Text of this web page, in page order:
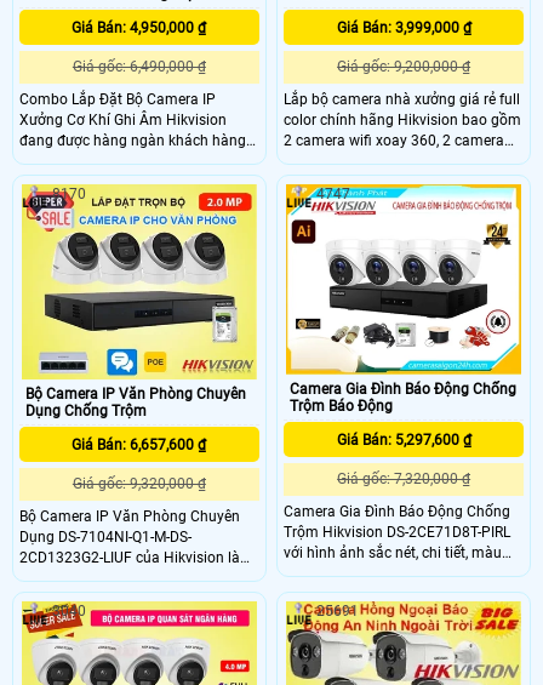
Giá Bán: 4,950,000 ₫
Giá gốc: 6,490,000 ₫
Combo Lắp Đặt Bộ Camera IP
Xưởng Cơ Khí Ghi Âm Hikvision
đang được hàng ngàn khách hàng
đánh giá cao với chất lượng tốt và
mẫu mã đẹp. Combo này không chỉ
mang lại hình ảnh sắc nét mà còn
có giá thành rất hợp lý. Với sự tin
cậy và độ bền cao, bộ camera IP
này đảm bảo tăng cường an ninh
cho xưởng cơ khí
Giá Bán: 3,999,000 ₫
Giá gốc: 9,200,000 ₫
Lắp bộ camera nhà xưởng giá rẻ full
color chính hãng Hikvision bao gồm
2 camera wifi xoay 360, 2 camera
wifi thân dài giám sát hình ảnh Full
HD 1080P siêu nét, hỗ trợ có màu
ban đêm bảo vệ an ninh hiệu quả
cho nhà xưởng với các tính năng
hiện đại như phát hiện phân biệt
người/phương tiện, đàm thoại 2
Bộ Camera IP Văn Phòng Chuyên
Dụng Chống Trộm
Giá Bán: 6,657,600 ₫
Giá gốc: 9,320,000 ₫
Bộ Camera IP Văn Phòng Chuyên
Dụng DS-7104NI-Q1-M-DS-
2CD1323G2-LIUF của Hikvision là
lựa chọn tối ưu cho việc giám sát an
ninh trong môi trường văn phòng.
Với độ nét lên đến 2.0 full HD 1080
cho ra hình ảnh sắc nét, chi tiết và
chất lượng cao
8170
Camera Gia Đình Báo Động Chống
Trộm Báo Động
Giá Bán: 5,297,600 ₫
Giá gốc: 7,320,000 ₫
Camera Gia Đình Báo Động Chống
Trộm Hikvision DS-2CE71D8T-PIRL
với hình ảnh sắc nét, chi tiết, màu
sắc trung thực. Camera có khả năng
chống nước chuẩn IP67 giúp giám
sát trong môi trường khắc nghiệt
mà vẫn đảm bảo hoạt động hiệu
quả.
4747
3040 25691